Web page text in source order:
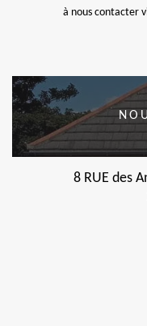
à nous contacter
8 RUE des